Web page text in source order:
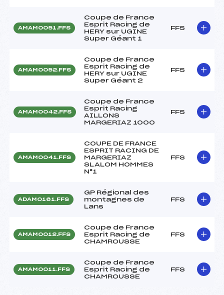
AMAM0051.FFS
Coupe de France
Esprit Racing de
HERY sur UGINE
Super Géant 1
FFS
AMAM0052.FFS
Coupe de France
Esprit Racing de
HERY sur UGINE
Super Géant 2
FFS
AMAM0042.FFS
Coupe de France
Esprit Racing
AILLONS
MARGERIAZ 1000
FFS
AMAM0041.FFS
COUPE DE FRANCE
ESPRIT RACING DE
MARGERIAZ
SLALOM HOMMES
N°1
FFS
ADAM0161.FFS
GP Régional des
montagnes de
Lans
FFS
AMAM0012.FFS
Coupe de France
Esprit Racing de
CHAMROUSSE
FFS
AMAM0011.FFS
Coupe de France
Esprit Racing de
CHAMROUSSE
FFS